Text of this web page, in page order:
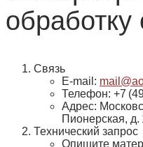
обработку
Связь
E‑mail :
Телефон: +7
Адрес:
Пионерская, д.
Технический запрос
Опишите